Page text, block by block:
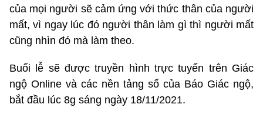
của mọi người sẽ cảm ứng với thức thân của người
mất, vì ngay lúc đó người thân làm gì thì người mất
cũng nhìn đó mà làm theo.
Buổi lễ sẽ được truyền hình trực tuyến trên Giác
ngộ Online và các nền tảng số của Báo Giác ngộ,
bắt đầu lúc 8g sáng ngày 18/11/2021.